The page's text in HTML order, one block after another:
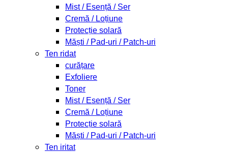
Mist / Esență / Ser
Cremă / Loțiune
Protecție solară
Măști / Pad-uri / Patch-uri
Ten ridat
curățare
Exfoliere
Toner
Mist / Esență / Ser
Cremă / Loțiune
Protecție solară
Măști / Pad-uri / Patch-uri
Ten iritat